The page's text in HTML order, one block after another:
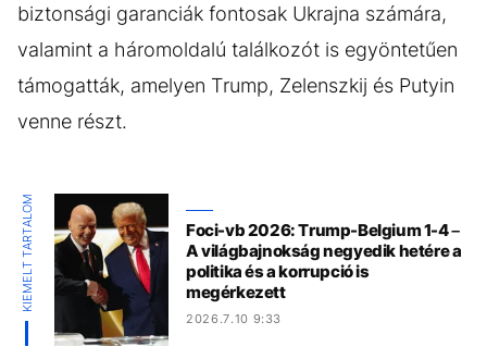
biztonsági garanciák fontosak Ukrajna számára,
valamint a háromoldalú találkozót is egyöntetűen
támogatták, amelyen Trump, Zelenszkij és Putyin
venne részt.
KIEMELT TARTALOM
Foci-vb 2026: Trump-Belgium 1-4 –
A világbajnokság negyedik hetére a
politika és a korrupció is
megérkezett
2026.7.10 9:33